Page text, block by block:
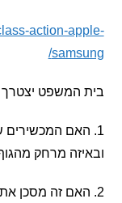
en/class-action-
יצטרך
מרחק מהגוף,